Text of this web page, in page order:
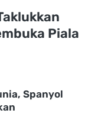
Piala
Spanyol